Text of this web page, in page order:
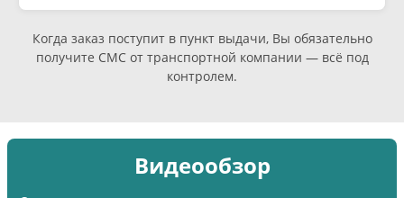
Когда заказ поступит в пункт выдачи, Вы обязательно
получите СМС от транспортной компании — всё под
контролем.
Видеообзор